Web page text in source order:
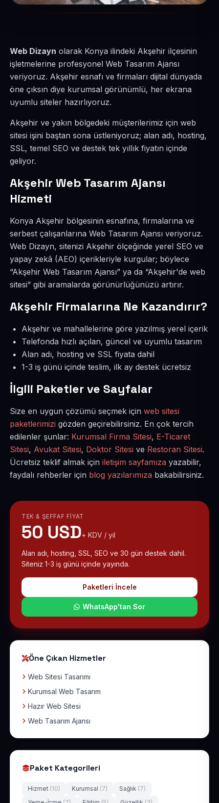
Web Dizayn olarak Konya ilindeki Akşehir ilçesinin
işletmelerine profesyonel Web Tasarım Ajansı
veriyoruz. Akşehir esnafı ve firmaları dijital dünyada
öne çıksın diye kurumsal görünümlü, her ekrana
uyumlu siteler hazırlıyoruz.
Akşehir ve yakın bölgedeki müşterilerimiz için web
sitesi işini baştan sona üstleniyoruz; alan adı, hosting,
SSL, temel SEO ve destek tek yıllık fiyatın içinde
geliyor.
Akşehir Web Tasarım Ajansı
Hizmeti
Konya Akşehir bölgesinin esnafına, firmalarına ve
serbest çalışanlarına Web Tasarım Ajansı veriyoruz.
Web Dizayn, sitenizi Akşehir ölçeğinde yerel SEO ve
yapay zekâ (AEO) içerikleriyle kurgular; böylece
“Akşehir Web Tasarım Ajansı” ya da “Akşehir'de web
sitesi” gibi aramalarda görünürlüğünüzü artırır.
Akşehir Firmalarına Ne Kazandırır?
Akşehir ve mahallelerine göre yazılmış yerel içerik
Telefonda hızlı açılan, güncel ve uyumlu tasarım
Alan adı, hosting ve SSL fiyata dahil
1-3 iş günü içinde teslim, ilk ay destek ücretsiz
İlgili Paketler ve Sayfalar
Size en uygun çözümü seçmek için web sitesi
paketlerimizi gözden geçirebilirsiniz. En çok tercih
edilenler şunlar: Kurumsal Firma Sitesi, E-Ticaret
Sitesi, Avukat Sitesi, Doktor Sitesi ve Restoran Sitesi.
Ücretsiz teklif almak için iletişim sayfamıza yazabilir,
faydalı rehberler için blog yazılarımıza bakabilirsiniz.
TEK & ŞEFFAF FIYAT
50 USD+ KDV / yıl
Alan adı, hosting, SSL, SEO ve 30 gün destek dahil.
Siteniz 1-3 iş günü içinde yayında.
Paketleri İncele
WhatsApp'tan Sor
Öne Çıkan Hizmetler
Web Sitesi Tasarımı
Kurumsal Web Tasarım
Hazır Web Sitesi
Web Tasarım Ajansı
Paket Kategorileri
Hizmet (10) Kurumsal (7) Sağlık (7)